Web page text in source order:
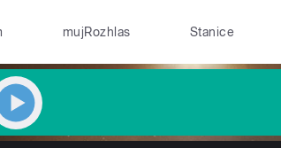
mujRozhlas Stanice